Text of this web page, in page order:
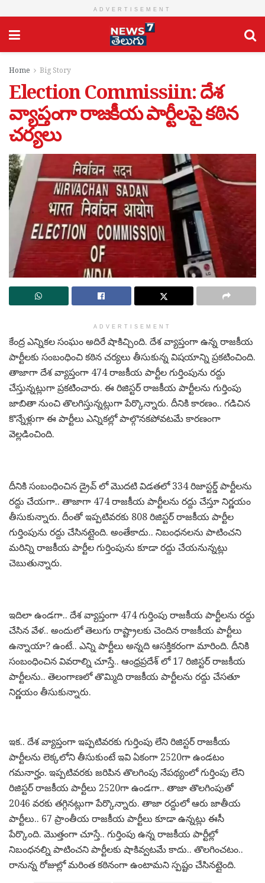
ADVERTISEMENT
Home Big Story
Election Commissiin: దేశ
వ్యాప్తంగా రాజకీయ పార్టీలపై కఠిన
చర్యలు
ADVERTISEMENT
కేంద్ర ఎన్నికల సంఘం అదిరే షాకిచ్చింది. దేశ వ్యాప్తంగా ఉన్న రాజకీయ
పార్టీలకు సంబంధించి కఠిన చర్యలు తీసుకున్న విషయాన్ని ప్రకటించింది.
తాజాగా దేశ వ్యాప్తంగా 474 రాజకీయ పార్టీల గుర్తింపును రద్దు
చేస్తున్నట్లుగా ప్రకటించారు. ఈ రిజిస్టర్ రాజకీయ పార్టీలను గుర్తింపు
జాబితా నుంచి తొలగిస్తున్నట్లుగా పేర్కొన్నారు. దీనికి కారణం.. గడిచిన
కొన్నేళ్లుగా ఈ పార్టీలు ఎన్నికల్లో పాల్గొనకపోవటమే కారణంగా
వెల్లడించింది.
దీనికి సంబంధించిన డ్రైవ్ లో మొదటి విడతలో 334 రిజాస్టర్డ్ పార్టీలను
రద్దు చేయగా.. తాజాగా 474 రాజకీయ పార్టీలను రద్దు చేస్తూ నిర్ణయం
తీసుకున్నారు. దీంతో ఇప్పటివరకు 808 రిజిస్టర్ రాజకీయ పార్టీల
గుర్తింపును రద్దు చేసినట్లైంది. అంతేకాదు.. నిబంధనలను పాటించని
మరిన్ని రాజకీయ పార్టీల గుర్తింపును కూడా రద్దు చేయనున్నట్లు
చెబుతున్నారు.
ఇదిలా ఉండగా.. దేశ వ్యాప్తంగా 474 గుర్తింపు రాజకీయ పార్టీలను రద్దు
చేసిన వేళ.. అందులో తెలుగు రాష్ట్రాలకు చెందిన రాజకీయ పార్టీలు
ఉన్నాయా? ఉంటే.. ఎన్ని పార్టీలు అన్నది ఆసక్తికరంగా మారింది. దీనికి
సంబంధించిన వివరాల్ని చూస్తే.. ఆంధ్రప్రదేశ్ లో 17 రిజిస్టర్ రాజకీయ
పార్టీలను.. తెలంగాణలో తొమ్మిది రాజకీయ పార్టీలను రద్దు చేసతూ
నిర్ణయం తీసుకున్నారు.
ఇక.. దేశ వ్యాప్తంగా ఇప్పటివరకు గుర్తింపు లేని రిజిస్టర్ రాజకీయ
పార్టీలను లెక్కలోని తీసుకుంటే ఇవి ఏకంగా 2520గా ఉండటం
గమనార్హం. ఇప్పటివరకు జరిపిన తొలగింపు నేపథ్యంలో గుర్తింపు లేని
రిజిస్టర్ రాజకీయ పార్టీలు 2520గా ఉండగా.. తాజా తొలగింపుతో
2046 వరకు తగ్గినట్లుగా పేర్కొన్నారు. తాజా రద్దులో ఆరు జాతీయ
పార్టీలు.. 67 ప్రాంతీయ రాజకీయ పార్టీలు కూడా ఉన్నట్లు ఈసీ
పేర్కొంది. మొత్తంగా చూస్తే.. గుర్తింపు ఉన్న రాజకీయ పార్టీల్లో
నిబంధనల్ని పాటించని పార్టీలకు షాకివ్వటమే కాదు.. తొలగించటం..
రానున్న రోజుల్లో మరింత కఠినంగా ఉంటామని స్పష్టం చేసినట్లైంది.